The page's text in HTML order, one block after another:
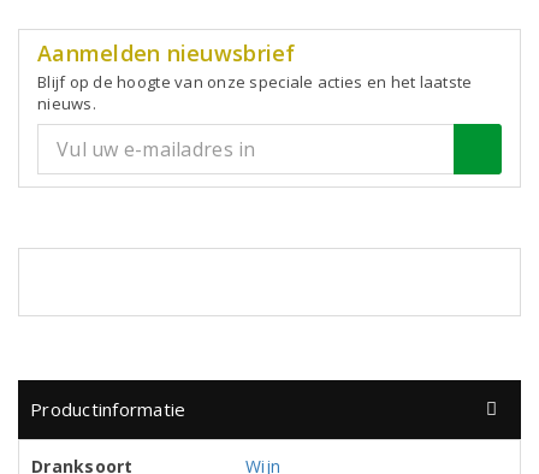
Aanmelden nieuwsbrief
Blijf op de hoogte van onze speciale acties en het laatste
nieuws.
Productinformatie
Dranksoort Wijn